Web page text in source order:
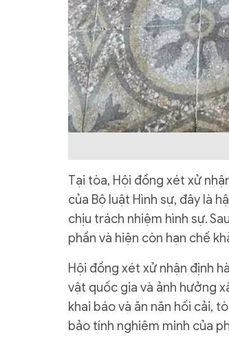
Tại tòa, Hội đồng xét xử
của Bộ luật Hình sự, đây là
chịu trách nhiệm hình sự.
phần và hiện còn hạn chế
Hội đồng xét xử nhận định
vật quốc gia và ảnh hưởng
khai báo và ăn năn hối cải,
bảo tính nghiêm minh của